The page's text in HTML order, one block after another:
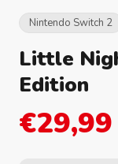
Nintendo Switch 2
Little
Edition
€29,99